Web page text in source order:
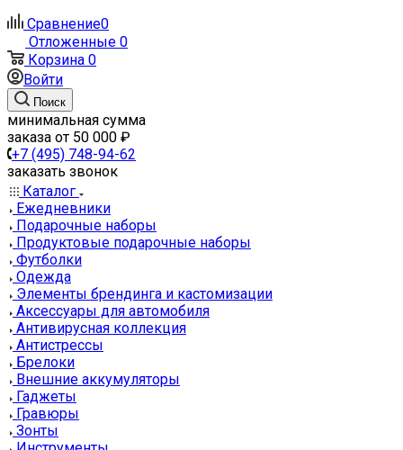
Сравнение0
Отложенные 0
Корзина 0
Войти
Поиск
минимальная сумма
заказа от 50 000 ₽
+7 (495) 748-94-62
заказать звонок
Каталог
Ежедневники
Подарочные наборы
Продуктовые подарочные наборы
Футболки
Одежда
Элементы брендинга и кастомизации
Аксессуары для автомобиля
Антивирусная коллекция
Антистрессы
Брелоки
Внешние аккумуляторы
Гаджеты
Гравюры
Зонты